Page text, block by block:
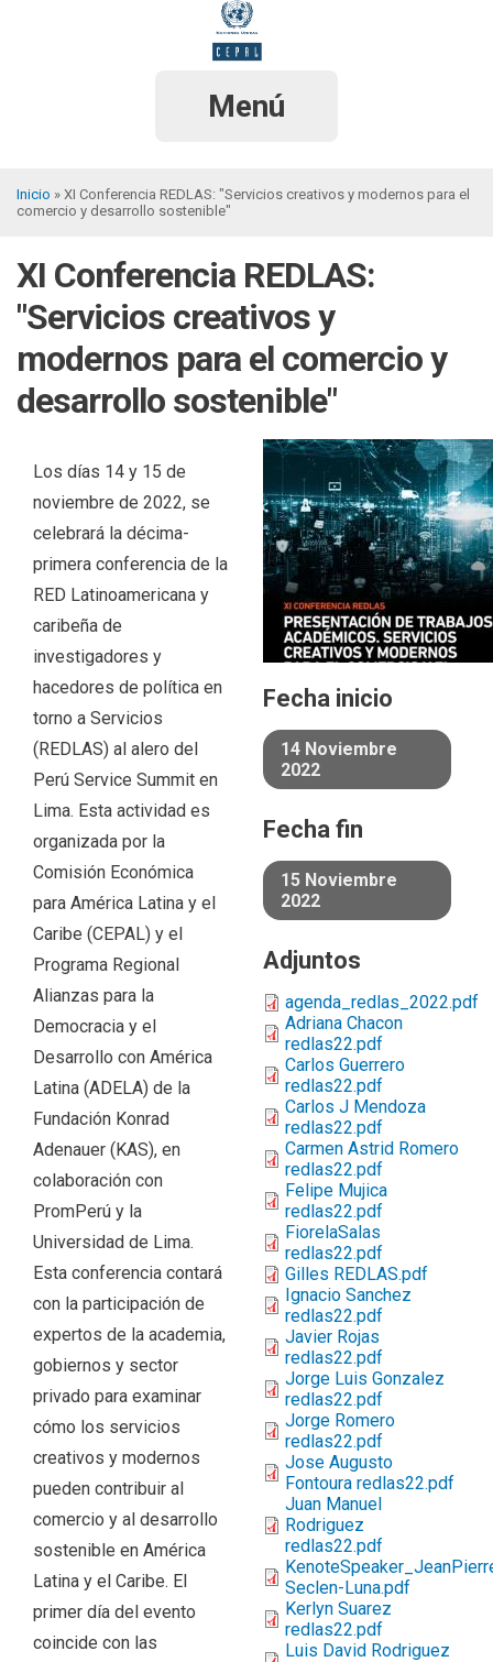
Menú
Sobrescribir
enlaces
de
ayuda
a
la
Inicio
XI Conferencia REDLAS: "Servicios creativos y modernos para el
comercio y desarrollo sostenible"
XI Conferencia REDLAS:
"Servicios creativos y
modernos para el comercio y
desarrollo sostenible"
Los días 14 y 15 de
noviembre de 2022, se
celebrará la décima-
primera conferencia de la
RED Latinoamericana y
caribeña de
investigadores y
hacedores de política en
torno a Servicios
(REDLAS) al alero del
Perú Service Summit en
Lima. Esta actividad es
organizada por la
Comisión Económica
para América Latina y el
Caribe (CEPAL) y el
Programa Regional
Alianzas para la
Democracia y el
Desarrollo con América
Latina (ADELA) de la
Fundación Konrad
Adenauer (KAS), en
colaboración con
PromPerú y la
Universidad de Lima.
Esta conferencia contará
con la participación de
expertos de la academia,
gobiernos y sector
privado para examinar
cómo los servicios
creativos y modernos
pueden contribuir al
comercio y al desarrollo
sostenible en América
Latina y el Caribe. El
primer día del evento
coincide con las
Fecha inicio
14 Noviembre
2022
Fecha fin
15 Noviembre
2022
Adjuntos
agenda_redlas_2022.pdf
Adriana Chacon
redlas22.pdf
Carlos Guerrero
redlas22.pdf
Carlos J Mendoza
redlas22.pdf
Carmen Astrid Romero
redlas22.pdf
Felipe Mujica
redlas22.pdf
FiorelaSalas
redlas22.pdf
Gilles REDLAS.pdf
Ignacio Sanchez
redlas22.pdf
Javier Rojas
redlas22.pdf
Jorge Luis Gonzalez
redlas22.pdf
Jorge Romero
redlas22.pdf
Jose Augusto
Fontoura redlas22.pdf
Juan Manuel
Rodriguez
redlas22.pdf
Seclen-Luna.pdf
Kerlyn Suarez
redlas22.pdf
Luis David Rodriguez